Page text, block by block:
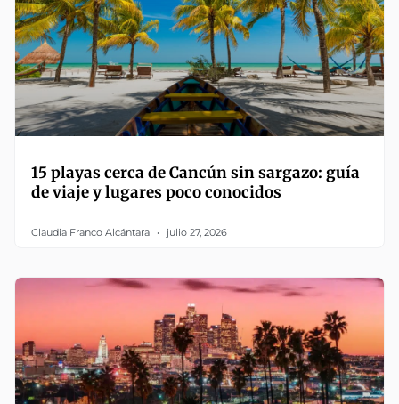
15 playas cerca de Cancún sin sargazo: guía
de viaje y lugares poco conocidos
Claudia Franco Alcántara julio 27, 2026